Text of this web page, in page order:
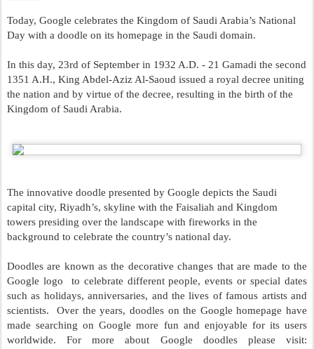
Today, Google celebrates the Kingdom of Saudi Arabia’s National
Day with a doodle on its homepage in the Saudi domain.
In this day, 23rd of September in 1932 A.D. - 21 Gamadi the second
1351 A.H., King Abdel-Aziz Al-Saoud issued a royal decree uniting
the nation and by virtue of the decree, resulting in the birth of the
Kingdom of Saudi Arabia.
The innovative doodle presented by Google depicts the Saudi
capital city, Riyadh’s, skyline with the Faisaliah and Kingdom
towers presiding over the landscape with fireworks in the
background to celebrate the country’s national day.
Doodles are known as the decorative changes that are made to the
Google logo  to celebrate different people, events or special dates
such as holidays, anniversaries, and the lives of famous artists and
scientists.  Over the years, doodles on the Google homepage have
made searching on Google more fun and enjoyable for its users
worldwide. For more about Google doodles please visit: